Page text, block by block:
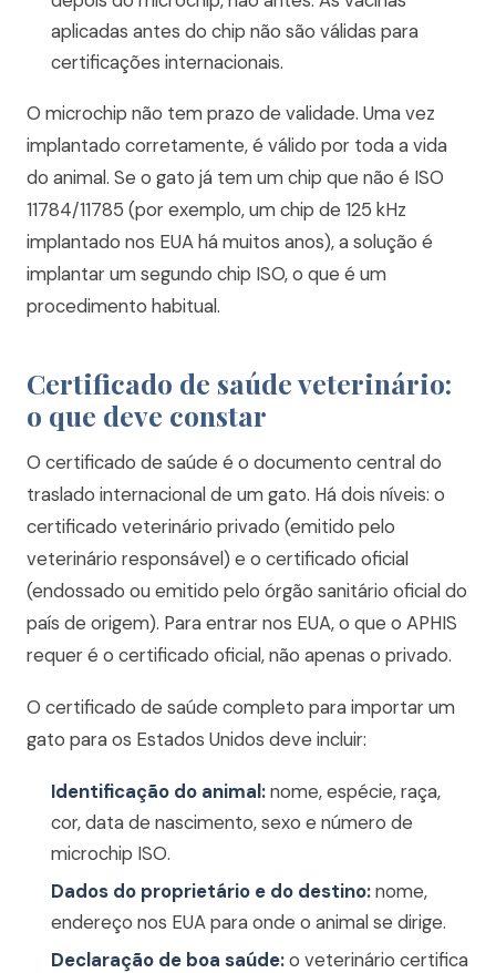
aplicadas antes do chip não são válidas para
certificações internacionais.
O microchip não tem prazo de validade. Uma vez
implantado corretamente, é válido por toda a vida
do animal. Se o gato já tem um chip que não é ISO
11784/11785 (por exemplo, um chip de 125 kHz
implantado nos EUA há muitos anos), a solução é
implantar um segundo chip ISO, o que é um
procedimento habitual.
Certificado de saúde veterinário:
o que deve constar
O certificado de saúde é o documento central do
traslado internacional de um gato. Há dois níveis: o
certificado veterinário privado (emitido pelo
veterinário responsável) e o certificado oficial
(endossado ou emitido pelo órgão sanitário oficial do
país de origem). Para entrar nos EUA, o que o APHIS
requer é o certificado oficial, não apenas o privado.
O certificado de saúde completo para importar um
gato para os Estados Unidos deve incluir:
Identificação do animal:nome, espécie, raça,
cor, data de nascimento, sexo e número de
microchip ISO.
Dados do proprietário e do destino:nome,
endereço nos EUA para onde o animal se dirige.
Declaração de boa saúde:o veterinário certifica